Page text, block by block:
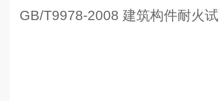
GB/T9978-2008 建筑构件耐火